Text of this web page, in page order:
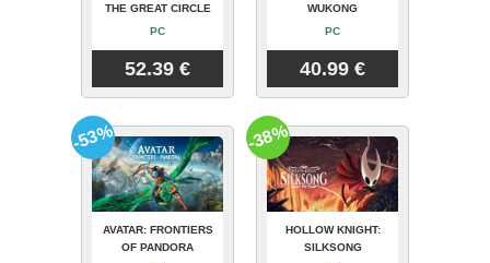
THE GREAT CIRCLE
PC
52.39 €
WUKONG
PC
40.99 €
AVATAR: FRONTIERS
OF PANDORA
-53%
HOLLOW KNIGHT:
SILKSONG
-38%